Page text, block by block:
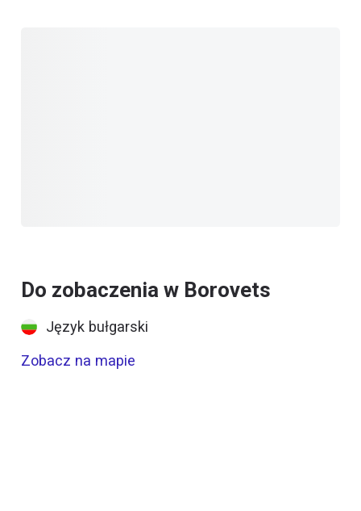
Do zobaczenia w Borovets
Język bułgarski
Zobacz na mapie